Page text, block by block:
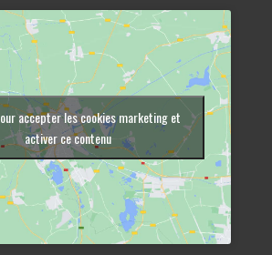
accepter les cookies marketing et
activer ce contenu